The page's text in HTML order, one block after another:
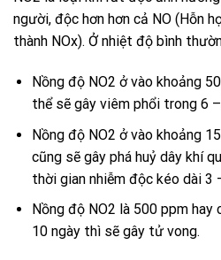
người, độc hơn hơn cả NO (Hỗn
thành NOx). Ở nhiệt độ bình
Nồng độ NO2 ở vào khoảng
thể sẽ gây viêm phổi trong 6
Nồng độ NO2 ở vào khoảng
cũng sẽ gây phá huỷ dây khí
thời gian nhiễm độc kéo dài 3
Nồng độ NO2 là 500 ppm hay
10 ngày thì sẽ gây tử vong.